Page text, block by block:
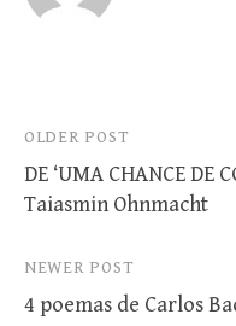
Post
navigation
OLDER POST
DE ‘UMA CHANCE DE
Taiasmin Ohnmacht
NEWER POST
4 poemas de Carlos